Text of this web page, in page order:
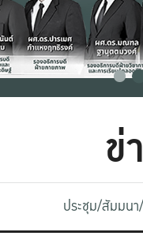
ข่
ประชุม/สัมมน